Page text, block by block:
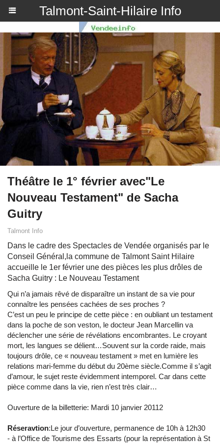
Talmont-Saint-Hilaire Info
Théâtre le 1° février avec"Le
Nouveau Testament" de Sacha
Guitry
Talmont Info
Dans le cadre des Spectacles de Vendée organisés par le
Conseil Général,la commune de Talmont Saint Hilaire
accueille le 1er février une des pièces les plus drôles de
Sacha Guitry : Le Nouveau Testament
Qui n’a jamais rêvé de disparaître un instant de sa vie pour
connaître les pensées cachées de ses proches ?
C’est un peu le principe de cette pièce : en oubliant un testament
dans la poche de son veston, le docteur Jean Marcellin va
déclencher une série de révélations encombrantes. Le croyant
mort, les langues se délient…Souvent sur la corde raide, mais
toujours drôle, ce « nouveau testament » met en lumière les
relations mari-femme du début du 20ème siècle.Comme il s’agit
d’amour, le sujet reste évidemment intemporel. Car dans cette
pièce comme dans la vie, rien n’est très clair…
Ouverture de la billetterie: Mardi 10 janvier 20112
Réseravtion:Le jour d’ouverture, permanence de 10h à 12h30
- à l’Office de Tourisme des Essarts (pour la représentation à St